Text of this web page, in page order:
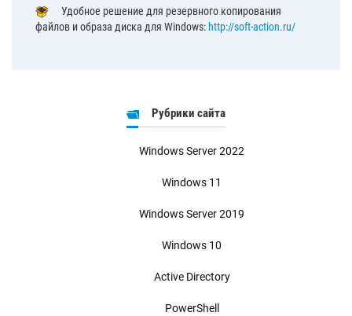
Удобное решение для резервного копирования
файлов и образа диска для Windows: http://soft-action.ru/
Рубрики сайта
Windows Server 2022
Windows 11
Windows Server 2019
Windows 10
Active Directory
PowerShell